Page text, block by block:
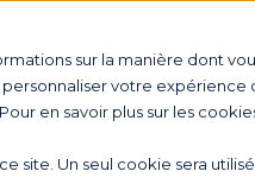
sur la manière dont
votre expérience
en savoir plus sur les
site. Un seul cookie sera